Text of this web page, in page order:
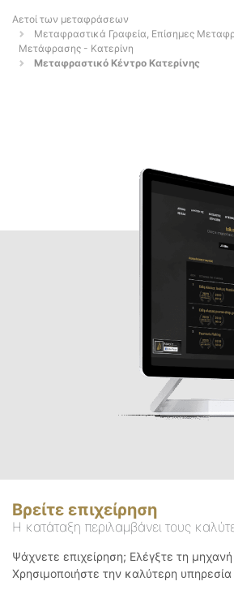
Αετοί των μεταφράσεων
Μεταφραστικά Γραφεία, Επίσημες
Μετάφρασης - Κατερίνη
Μεταφραστικό Κέντρο Κατερίνης
Βρείτε επιχείρηση
Η κατάταξη περιλαμβάνει τους
Ψάχνετε επιχείρηση; Ελέγξτε τη
Χρησιμοποιήστε την καλύτερη υπηρεσία